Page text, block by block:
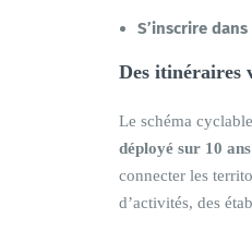
S’inscrire
Des itinéraires
Le schéma
déployé sur 10 ans
connecter les
d’activités, des